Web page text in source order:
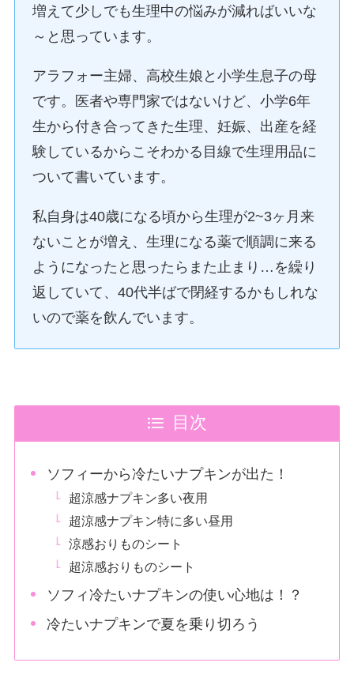
増えて少しでも生理中の悩みが減ればいいな
～と思っています。
アラフォー主婦、高校生娘と小学生息子の母
です。医者や専門家ではないけど、小学6年
生から付き合ってきた生理、妊娠、出産を経
験しているからこそわかる目線で生理用品に
ついて書いています。
私自身は40歳になる頃から生理が2~3ヶ月来
ないことが増え、生理になる薬で順調に来る
ようになったと思ったらまた止まり…を繰り
返していて、40代半ばで閉経するかもしれな
いので薬を飲んでいます。
目次
ソフィーから冷たいナプキンが出た！
超涼感ナプキン多い夜用
超涼感ナプキン特に多い昼用
涼感おりものシート
超涼感おりものシート
ソフィ冷たいナプキンの使い心地は！？
冷たいナプキンで夏を乗り切ろう